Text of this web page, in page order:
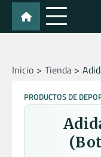
Skip
content
Inicio Tienda
PRODUCTOS DE